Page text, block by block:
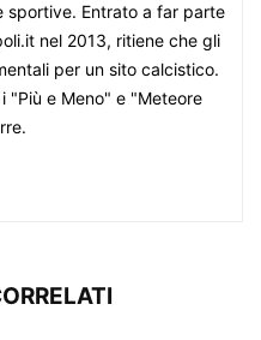
Entrato a far parte
nel 2013, ritiene che gli
per un sito calcistico.
"Più e Meno" e "Meteore